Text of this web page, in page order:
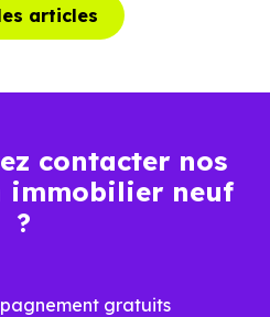
articles
contacter nos
immobilier neuf
?
gratuits